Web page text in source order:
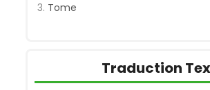
Tome
Traduction